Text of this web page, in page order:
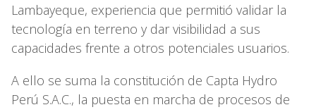
Lambayeque, experiencia que permitió validar la
tecnología en terreno y dar visibilidad a sus
capacidades frente a otros potenciales usuarios.
A ello se suma la constitución de Capta Hydro
Perú S.A.C., la puesta en marcha de procesos de